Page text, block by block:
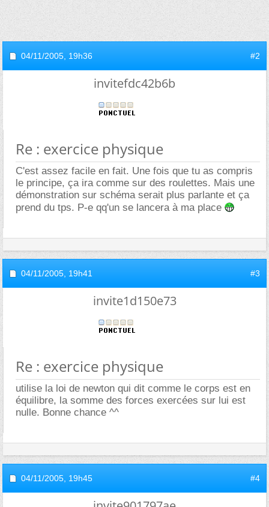
04/11/2005, 19h36 #2
invitefdc42b6b
Re : exercice physique
C'est assez facile en fait. Une fois que tu as compris
le principe, ça ira comme sur des roulettes. Mais une
démonstration sur schéma serait plus parlante et ça
prend du tps. P-e qq'un se lancera à ma place
04/11/2005, 19h41 #3
invite1d150e73
Re : exercice physique
utilise la loi de newton qui dit comme le corps est en
équilibre, la somme des forces exercées sur lui est
nulle. Bonne chance ^^
04/11/2005, 19h45 #4